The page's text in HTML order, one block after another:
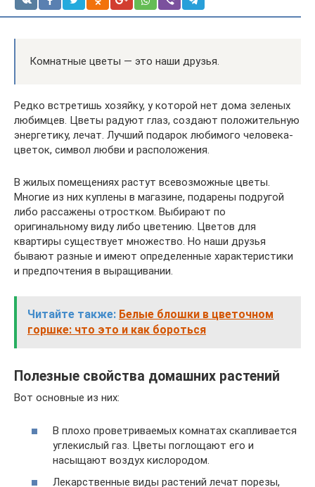
Комнатные цветы — это наши друзья.
Редко встретишь хозяйку, у которой нет дома зеленых
любимцев. Цветы радуют глаз, создают положительную
энергетику, лечат. Лучший подарок любимого человека-
цветок, символ любви и расположения.
В жилых помещениях растут всевозможные цветы.
Многие из них куплены в магазине, подарены подругой
либо рассажены отростком. Выбирают по
оригинальному виду либо цветению. Цветов для
квартиры существует множество. Но наши друзья
бывают разные и имеют определенные характеристики
и предпочтения в выращивании.
Читайте также: Белые блошки в цветочном
горшке: что это и как бороться
Полезные свойства домашних растений
Вот основные из них:
В плохо проветриваемых комнатах скапливается
углекислый газ. Цветы поглощают его и
насыщают воздух кислородом.
Лекарственные виды растений лечат порезы,